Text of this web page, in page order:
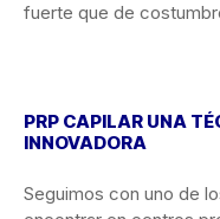
fuerte que de
PRP CAPILAR UNA
INNOVADORA
Seguimos con uno de